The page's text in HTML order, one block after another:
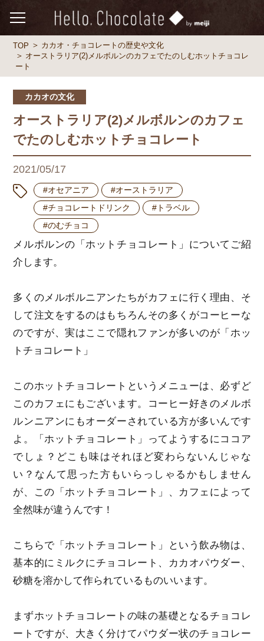
TOP
カカオ・チョコレートの歴史や文化
オーストラリア(2)メルボルンのカフェでたのしむホットチョコレ
ート
カカオの文化
オーストラリア(2)メルボルンのカフェ
でたのしむホットチョコレート
2021/05/17
#オセアニア
#オーストラリア
#チョコレートドリンク
#トラベル
#のむチョコ
メルボルンの「ホットチョコレート」についてご紹
介します。
多くのメルボルニアンたちがカフェに行く理由、そ
して注文をするのはもちろんその多くがコーヒーな
のですが、実はここで隠れファンが多いのが「ホッ
トチョコレート」
このホットチョコレートというメニューは、必ずど
このカフェにもございます。コーヒー好きのメルボ
ルンニアンにもオーダーされている方が多いんです
よ。「ホットチョコレート」ってようするにココア
でしょ？どこも味はそれほど変わらないんじゃな
い？なんて思った方もいらっしゃるかもしません
が、この「ホットチョコレート」、カフェによって
全然味が違うんです！
こちらで「ホットチョコレート」という飲み物は、
基本的にミルクにチョコレート、カカオパウダー、
砂糖を溶かして作られているものいいます。
まずホットチョコレートの味の基礎となるチョコレ
ートですが、大きく分けてパウダー状のチョコレー